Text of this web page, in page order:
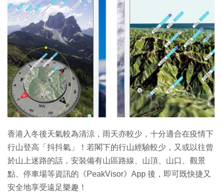
香港入冬後天氣較為清涼，雨天亦較少，十分適合在疫情下
行山登高「抖抖氣」！若閣下的行山經驗較少，又或以往曾
於山上迷路的話，安裝備有山區路線、山頂、山口、觀景
點、停車場等資訊的《PeakVisor》App 後，即可既快捷又
安全地享受遠足樂趣！